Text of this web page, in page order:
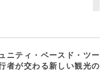
ニティ・ベースド・ツー
者が交わる新しい観光の